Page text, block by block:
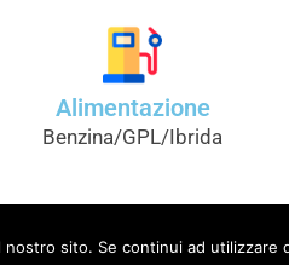
Alimentazione
Benzina/GPL/Ibrida
sito. Se continui ad